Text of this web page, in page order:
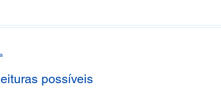
possíveis